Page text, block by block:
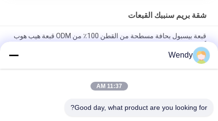
شقة بريم سنببك القبعات
قبعة بيسبول بحافة مسطحة من القطن 100٪ من ODM قبعة هيب هوب
كورية
للرجال
Customized Design black embroidery national flag special
Wendy
11:37 AM
Good day, what product are you looking for?